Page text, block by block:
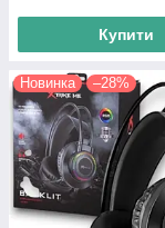
Купити
Новинка –28%